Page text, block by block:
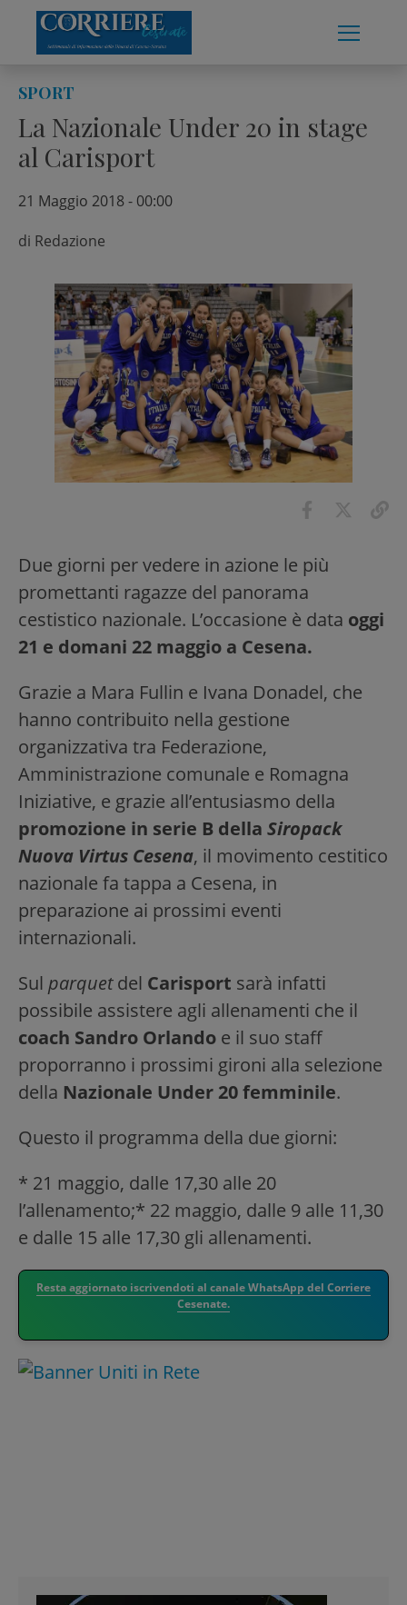
content
SPORT
La Nazionale Under 20 in stage
al Carisport
21 Maggio 2018 - 00:00
di Redazione
Due giorni per vedere in azione le più
promettanti ragazze del panorama
cestistico nazionale. L’occasione è data oggi
21 e domani 22 maggio a Cesena.
Grazie a Mara Fullin e Ivana Donadel, che
hanno contribuito nella gestione
organizzativa tra Federazione,
Amministrazione comunale e Romagna
Iniziative, e grazie all’entusiasmo della
promozione in serie B della Siropack
Nuova Virtus Cesena, il movimento cestitico
nazionale fa tappa a Cesena, in
preparazione ai prossimi eventi
internazionali.
Sul parquetdel Carisport sarà infatti
possibile assistere agli allenamenti che il
coach Sandro Orlando e il suo staff
proporranno i prossimi gironi alla selezione
della Nazionale Under 20 femminile.
Questo il programma della due giorni:
* 21 maggio, dalle 17,30 alle 20
l’allenamento;* 22 maggio, dalle 9 alle 11,30
e dalle 15 alle 17,30 gli allenamenti.
Resta aggiornato iscrivendoti al canale WhatsApp del Corriere
Cesenate.